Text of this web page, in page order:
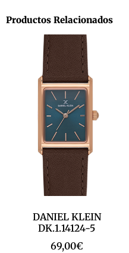
Productos Relacionados
DANIEL KLEIN
DK.1.14124-5
69,00€